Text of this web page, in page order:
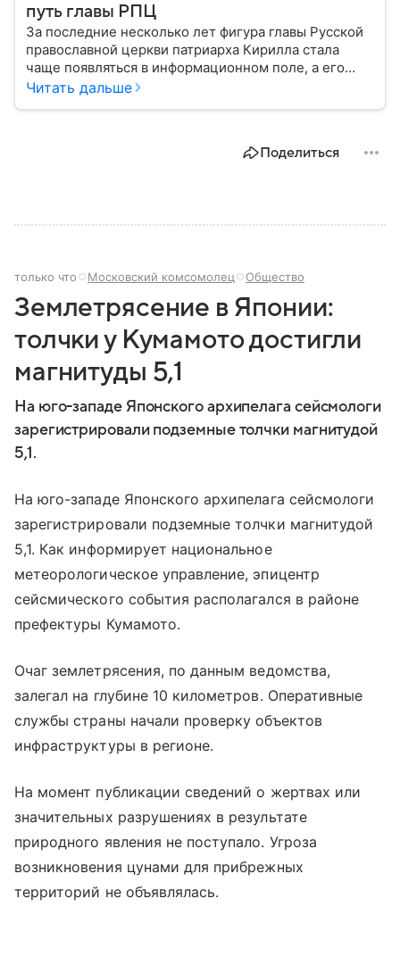
путь главы РПЦ
За последние несколько лет фигура главы Русской
православной церкви патриарха Кирилла стала
чаще появляться в информационном поле, а его
роль уже давно вышла за рамки традиционного
Читать дальше
Поделиться
только что Московский комсомолец Общество
Землетрясение в Японии:
толчки у Кумамото достигли
магнитуды 5,1
На юго-западе Японского архипелага сейсмологи
зарегистрировали подземные толчки магнитудой
5,1.
На юго-западе Японского архипелага сейсмологи
зарегистрировали подземные толчки магнитудой
5,1. Как информирует национальное
метеорологическое управление, эпицентр
сейсмического события располагался в районе
префектуры Кумамото.
Очаг землетрясения, по данным ведомства,
залегал на глубине 10 километров. Оперативные
службы страны начали проверку объектов
инфраструктуры в регионе.
На момент публикации сведений о жертвах или
значительных разрушениях в результате
природного явления не поступало. Угроза
возникновения цунами для прибрежных
территорий не объявлялась.